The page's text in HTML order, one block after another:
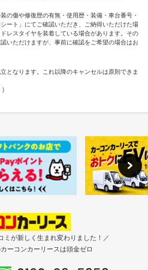
の傷や修復歴の有無・使用歴・装備・車台番号・
ート」にてご確認いただき、ご納得いただけた場
レスタイヤを装着している場合があります。その
いただけますが、事前に確認をご希望の場合はお
となります。これ以降のキャンセルは原則できま
)
ミが新しく生まれ変わりました！／
ーコンカーリースは頭金ゼロ